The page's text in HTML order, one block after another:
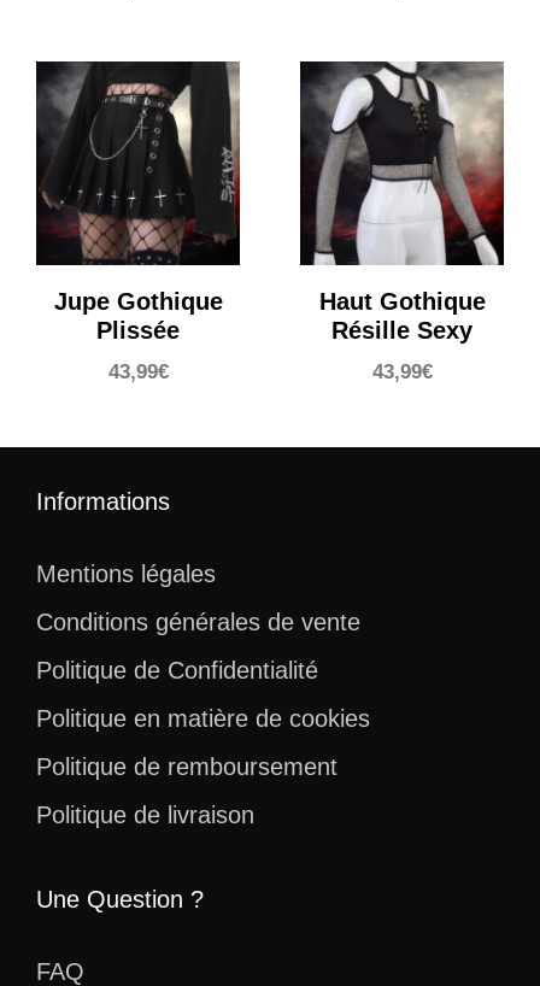
Jupe Gothique
Plissée
43,99€
Haut Gothique
Résille Sexy
43,99€
Informations
Mentions légales
Conditions générales de vente
Politique de Confidentialité
Politique en matière de cookies
Politique de remboursement
Politique de livraison
Une Question ?
FAQ